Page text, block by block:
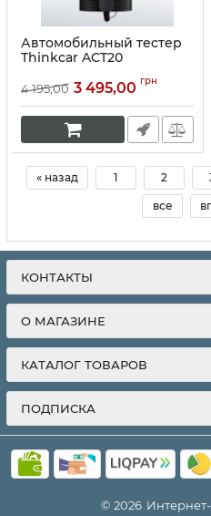
Автомобильный тестер
Thinkcar ACT20
4 195,00 3 495,00 грн
« назад 1 2
все
КОНТАКТЫ
О МАГАЗИНЕ
КАТАЛОГ ТОВАРОВ
ПОДПИСКА
© 2026